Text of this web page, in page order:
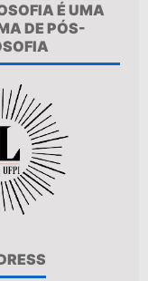
É UMA
DE PÓS-